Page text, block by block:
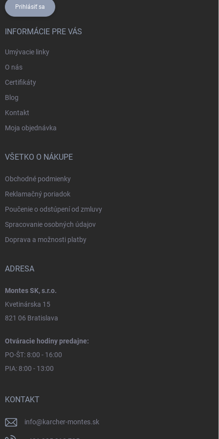
Prihlásiť sa
INFORMÁCIE PRE VÁS
Umývacie linky
O nás
Certifikáty
Blog
Kontakt
Moja objednávka
VŠETKO O NÁKUPE
Obchodné podmienky
Reklamačný poriadok
Poučenie o odstúpení od zmluvy
Spracovanie osobných údajov
Doprava a možnosti platby
ADRESA
Montes SK, s.r.o.
Kvetinárska 15
821 06 Bratislava
Otváracie hodiny predajne:
PO-ŠT: 8:00 - 16:00
PIA: 8:00 - 13:00
KONTAKT
info@karcher-montes.sk